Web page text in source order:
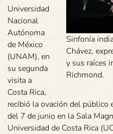
Sinfonía
Chávez,
y sus raíces
Richmond.
Universidad
Nacional
Autónoma
de México
(UNAM), en
su segunda
visita a
Costa Rica,
recibió la ovación del público
del 7 de junio en la Sala
Universidad de Costa Rica